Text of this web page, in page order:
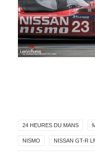
24 HEURES DU MANS
NISMO NISSAN GT-R